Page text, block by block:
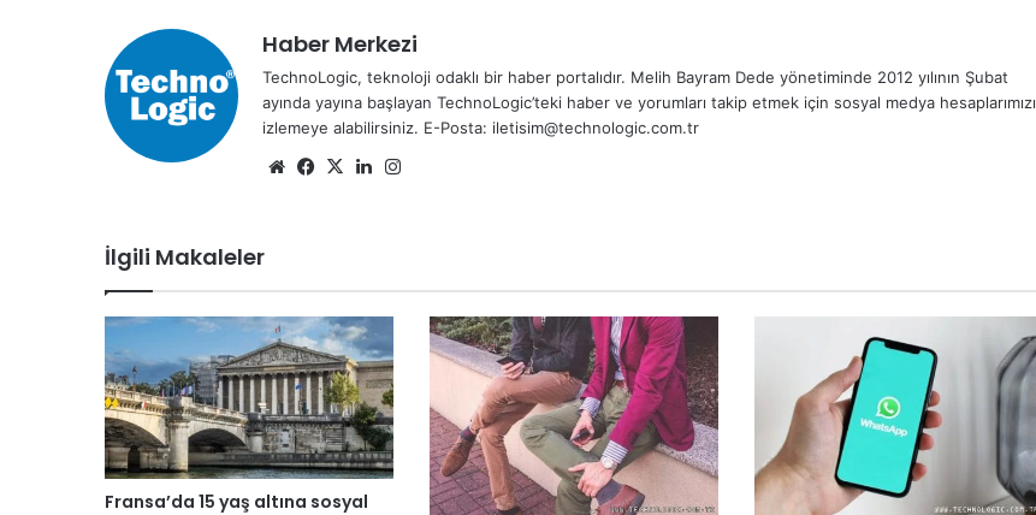
Haber Merkezi
TechnoLogic, teknoloji odaklı bir haber portalıdır. Melih Bayram Dede yönetiminde 2012 yılının Şubat
ayında yayına başlayan TechnoLogic’teki haber ve yorumları takip etmek için sosyal medya hesaplarımızı
izlemeye alabilirsiniz. E-Posta: iletisim@technologic.com.tr
We Fa
X
Lin
İlgili Makaleler
Fransa’da 15 yaş altına sosyal